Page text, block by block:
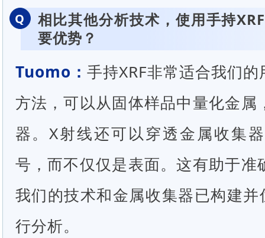
Q
相比其他分析技术，使用手持
要优势？
Tuomo ： 手持XRF非常适合我们
方法，可以从固体样品中量化金属
器。X射线还可以穿透金属收集
号，而不仅仅是表面。这有助于准
我们的技术和金属收集器已构建并
行分析。